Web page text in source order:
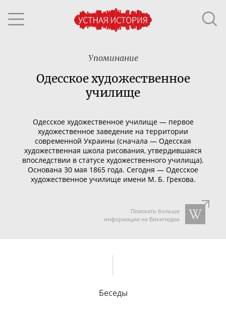
Упоминание
Одесское художественное
училище
Одесское художественное училище — первое
художественное заведение на территории
современной Украины (сначала — Одесская
художественная школа рисования, утвердившаяся
впоследствии в статусе художественного училища).
Основана 30 мая 1865 года. Сегодня — Одесское
художественное училище имени М. Б. Грекова.
Поискать больше
информации на Википедии
Беседы